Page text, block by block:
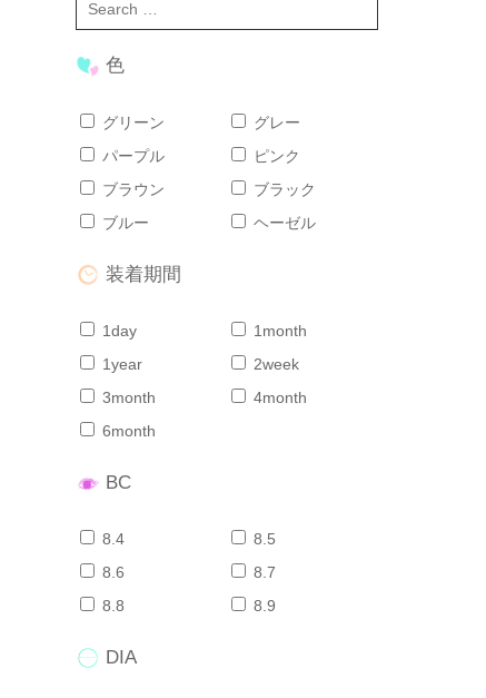
色
グリーン
グレー
パープル
ピンク
ブラウン
ブラック
ブルー
ヘーゼル
装着期間
1day
1month
1year
2week
3month
4month
6month
BC
8.4
8.5
8.6
8.7
8.8
8.9
DIA